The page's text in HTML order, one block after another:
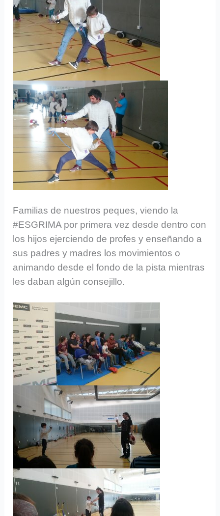
Familias de nuestros peques, viendo la
#ESGRIMA por primera vez desde dentro con
los hijos ejerciendo de profes y enseñando a
sus padres y madres los movimientos o
animando desde el fondo de la pista mientras
les daban algún consejillo.